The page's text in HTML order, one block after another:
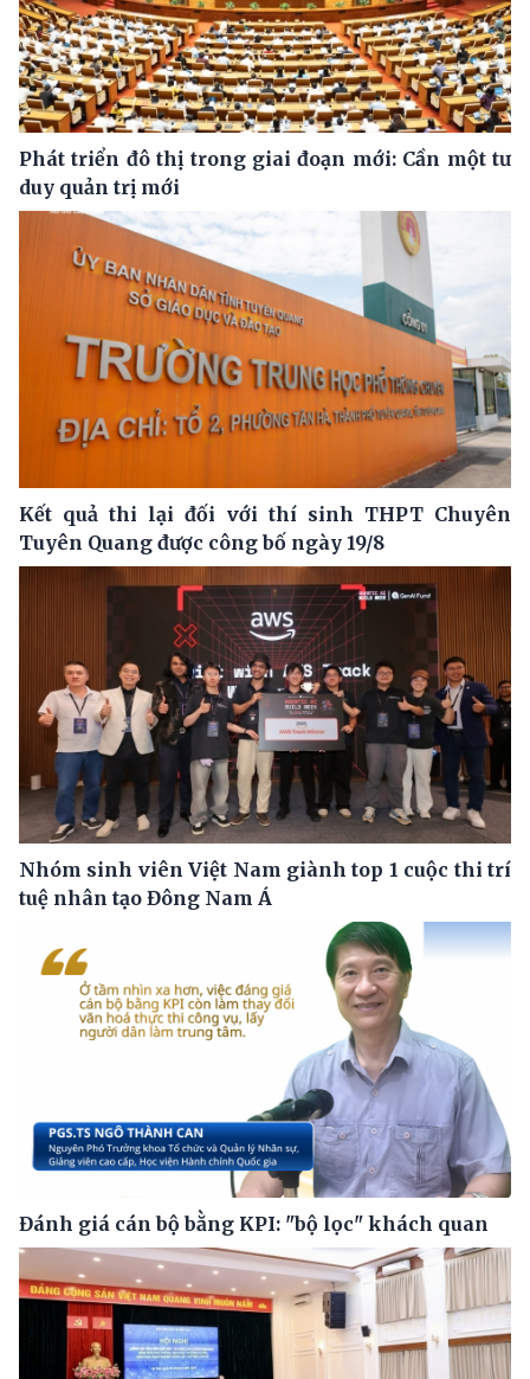
Phát triển đô thị trong giai đoạn mới: Cần một tư
duy quản trị mới
Kết quả thi lại đối với thí sinh THPT Chuyên
Tuyên Quang được công bố ngày 19/8
Nhóm sinh viên Việt Nam giành top 1 cuộc thi trí
tuệ nhân tạo Đông Nam Á
Đánh giá cán bộ bằng KPI: "bộ lọc" khách quan